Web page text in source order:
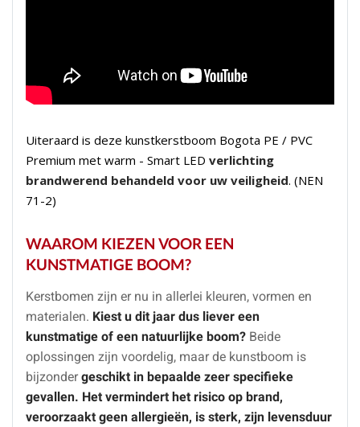
Uiteraard is deze kunstkerstboom Bogota PE / PVC
Premium met warm - Smart LED verlichting
brandwerend behandeld voor uw veiligheid. (NEN
71-2)
WAAROM KIEZEN VOOR EEN
KUNSTMATIGE BOOM?
Kerstbomen zijn er nu in allerlei kleuren, vormen en
materialen. Kiest u dit jaar dus liever een
kunstmatige of een natuurlijke boom? Beide
oplossingen zijn voordelig, maar de kunstboom is
bijzondergeschikt in bepaalde zeer specifieke
gevallen. Het vermindert het risico op brand,
veroorzaakt geen allergieën, is sterk, zijn levensduur